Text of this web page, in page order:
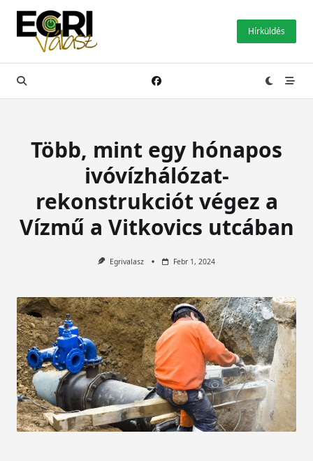
Skip
content
Hírküldés
Több, mint egy hónapos
ivóvízhálózat-
rekonstrukciót végez a
Vízmű a Vitkovics utcában
Egrivalasz Febr 1, 2024